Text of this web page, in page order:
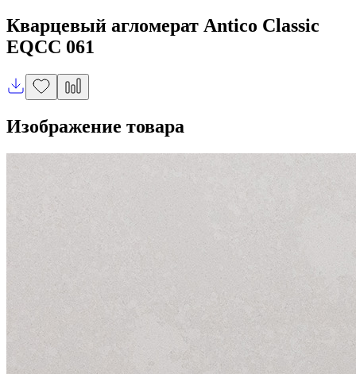
Кварцевый агломерат Antico Classic
EQCC 061
Изображение товара